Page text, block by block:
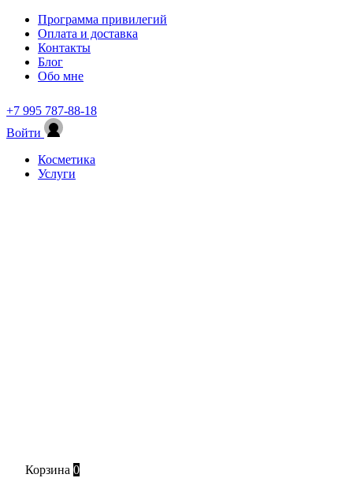
Программа привилегий
Оплата и доставка
Контакты
Блог
Обо мне
+7 995 787-88-18
Войти
Косметика
Услуги
Корзина 0